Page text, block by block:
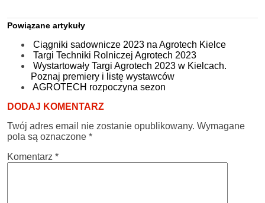
Powiązane artykuły
Ciągniki sadownicze 2023 na Agrotech Kielce
Targi Techniki Rolniczej Agrotech 2023
Wystartowały Targi Agrotech 2023 w Kielcach.
Poznaj premiery i listę wystawców
AGROTECH rozpoczyna sezon
DODAJ KOMENTARZ
Twój adres email nie zostanie opublikowany. Wymagane
pola są oznaczone *
Komentarz *